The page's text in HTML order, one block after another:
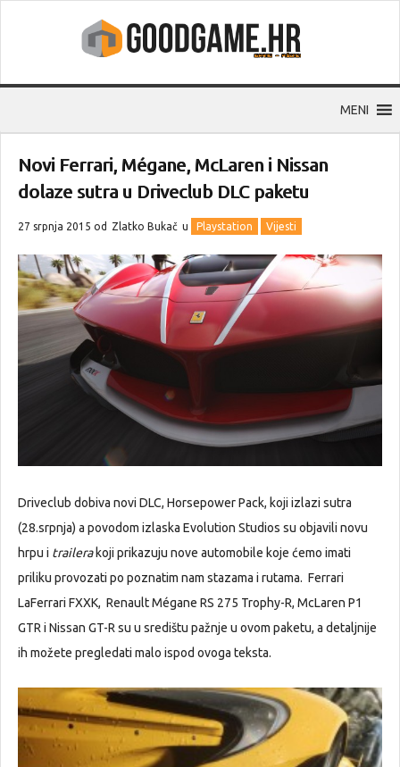
MENI
Novi Ferrari, Mégane, McLaren i Nissan
dolaze sutra u Driveclub DLC paketu
27 srpnja 2015 od Zlatko Bukač u Playstation Vijesti
Driveclub dobiva novi DLC, Horsepower Pack, koji izlazi sutra
(28.srpnja) a povodom izlaska Evolution Studios su objavili novu
hrpu i trailerakoji prikazuju nove automobile koje ćemo imati
priliku provozati po poznatim nam stazama i rutama. Ferrari
LaFerrari FXXK, Renault Mégane RS 275 Trophy-R, McLaren P1
GTR i Nissan GT-R su u središtu pažnje u ovom paketu, a detaljnije
ih možete pregledati malo ispod ovoga teksta.